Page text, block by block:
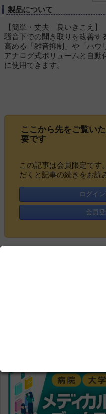
製品について
【簡単・丈夫 良いきこえ】
騒音下での聞き取りを改善す
高める「雑音抑制」や「ハウ
アナログ式ボリュームと自動
に使用できます。
ここから先をご覧いた
要です
この記事は会員限定です
だくと記事の続きをお読
ログイ
会員